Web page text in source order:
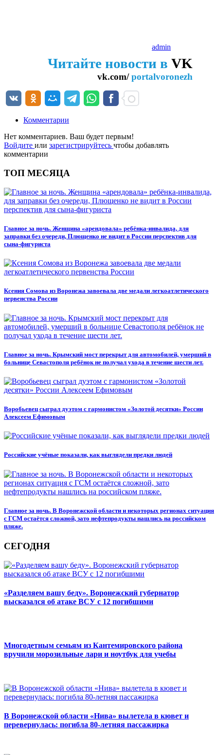
admin
Читайте новости в VK
vk.com/portalvoronezh
Комментарии
Нет комментариев. Ваш будет первым!
Войдите или зарегистрируйтесь чтобы добавлять
комментарии
ТОП МЕСЯЦА
Главное за ночь. Женщина «арендовала» ребёнка-инвалида, для
заправки без очереди, Плющенко не видит в России перспектив для
сына-фигуриста
Ксения Сомова из Воронежа завоевала две медали легкоатлетического
первенства России
Главное за ночь. Крымский мост перекрыт для автомобилей, умерший в
больнице Севастополя ребёнок не получал ухода в течение шести лет.
Воробьевец сыграл дуэтом с гармонистом «Золотой десятки» России
Алексеем Ефимовым
Российские учёные показали, как выглядели предки людей
Главное за ночь. В Воронежской области и некоторых регионах ситуация
с ГСМ остаётся сложной, зато нефтепродукты нашлись на российском
пляже.
СЕГОДНЯ
«Разделяем вашу беду». Воронежский губернатор
высказался об атаке ВСУ с 12 погибшими
Многодетным семьям из Кантемировского района
вручили морозильные лари и ноутбук для учебы
В Воронежской области «Нива» вылетела в кювет и
перевернулась: погибла 80-летняя пассажирка